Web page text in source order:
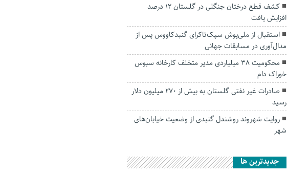
کشف قطع درختان جنگلی در گلستان ۱۲ درصد
افزایش یافت
استقبال از ملی‌پوش سپک‌تاکرای گنبدکاووس پس از
مدال‌آوری در مسابقات جهانی
محکومیت ۳۸ میلیاردی مدیر متخلف کارخانه سبوس
خوراک دام
صادرات غیر نفتی گلستان به بیش از ۲۷۰ میلیون دلار
رسید
روایت شهروند روشندل گنبدی از وضعیت خیابان‌های
شهر
جديدترين ها